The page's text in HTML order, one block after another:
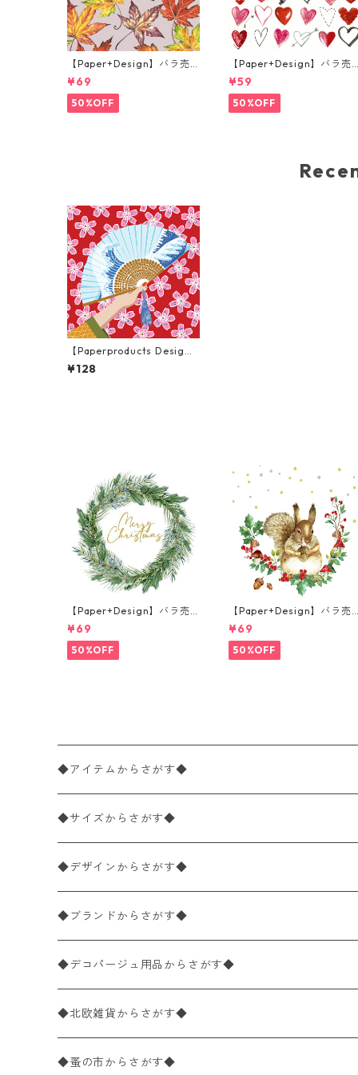
【Paper+Design】バラ売
り2枚 ランチサイズ ペーパ
ーナプキン Fall leaves グレ
ー
¥69
50%OFF
【Paper+Design】バラ売
り2枚 カクテルサイズ ペー
パーナプキン Cupids
ホワイト
¥59
50%OFF
【Paperproducts Desig
n】バラ売り2枚 ランチサイ
ズ ペーパーナプキン Nao レ
¥128
【Paper+Design】バラ売
り2枚 ランチサイズ ペーパ
ーナプキン Joyful wreath
ホワイト
¥69
50%OFF
【Paper+Design】バラ売
り2枚 ランチサイズ ペーパ
ーナプキン Forest Squirrel
ホワイト
¥69
50%OFF
◆アイテムからさがす◆
ペーパーナプキン2枚バラ売り
ペーパーナプキン1枚バラ売り
ペーパーナプキン20枚入りパック
ペーパーナプキン10枚入りパック
ライスペーパー
ペーパーリネンナプキン
◆サイズからさがす◆
33×33cm（ランチサイズ）
バラ売り
パック売り
25×25cm（カクテルサイズ）
バラ売り
パック売り
40×40cm（ディナーサイズ）
バラ売り
パック売り
21×21cm（ポケットサイズ）
バラ売り
33cm（ラウンド）
◆デザインからさがす◆
花柄
植物・グリーン柄
動物・鳥・昆虫・蝶柄
海・魚柄
◆ブランドからさがす◆
ドイツ製 IHR/イア
ランチサイズ
カクテルサイズ
ドイツ製 Ambiente/アンビエンテ
ランチサイズ
ドイツ製 Paperproducts Design
◆デコパージュ用品からさがす◆
デコパージュ液
デコパージュ下地
◆北欧雑貨からさがす◆
シリコンモールド
◆蚤の市からさがす◆